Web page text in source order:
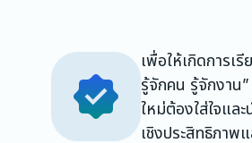
เพื่อให้เกิดการเ
รู้จักคน รู้จักงาน
ใหม่ต้องใส่ใจและ
เชิงประสิทธิภาพ